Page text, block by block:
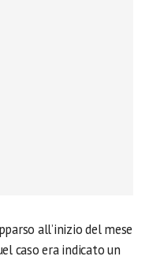
all’inizio del mese
caso era indicato un